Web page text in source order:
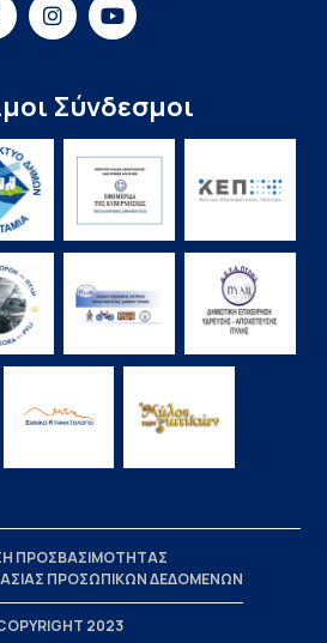
Σύνδεσμοι
2023
ΠΡΟΣΒΑΣΙΜΟΤΗΤΑΣ
ΠΡΟΣΩΠΙΚΩΝ ΔΕΔΟΜΕΝΩΝ